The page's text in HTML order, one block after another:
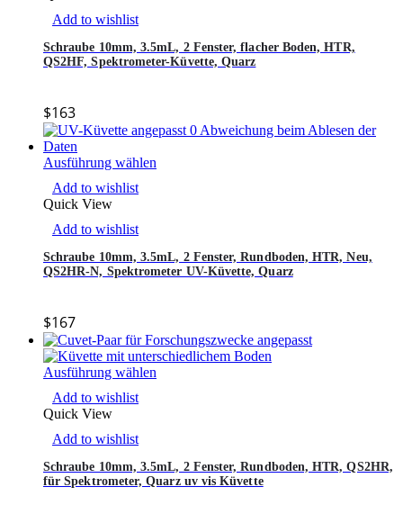
Add to wishlist
Schraube 10mm, 3.5mL, 2 Fenster, flacher Boden, HTR,
QS2HF, Spektrometer-Küvette, Quarz
$163
Ausführung wählen
Add to wishlist
Quick View
Add to wishlist
Schraube 10mm, 3.5mL, 2 Fenster, Rundboden, HTR, Neu,
QS2HR-N, Spektrometer UV-Küvette, Quarz
$167
Ausführung wählen
Add to wishlist
Quick View
Add to wishlist
Schraube 10mm, 3.5mL, 2 Fenster, Rundboden, HTR, QS2HR,
für Spektrometer, Quarz uv vis Küvette